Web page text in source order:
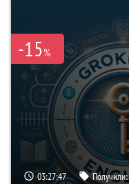
-15%
03:27:46 Получили: